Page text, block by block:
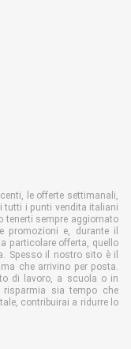
le offerte settimanali,
tutti i punti vendita italiani
tenerti sempre aggiornato
e, durante il
particolare offerta, quello
Spesso il nostro sito è il
che arrivino per posta.
di lavoro, a scuola o in
risparmia sia tempo che
contribuirai a ridurre lo